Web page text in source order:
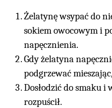
Żelatynę wsypać do
sokiem owocowym i
napęcznienia.
Gdy żelatyna
podgrzewać
Dosłodzić do smaku i
rozpuścił.